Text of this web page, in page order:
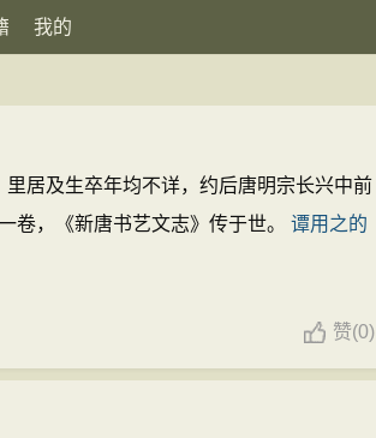
我的
居及生卒年均不详，约后唐明宗长兴中前
卷，《新唐书艺文志》传于世。 谭用之的
赞(0)